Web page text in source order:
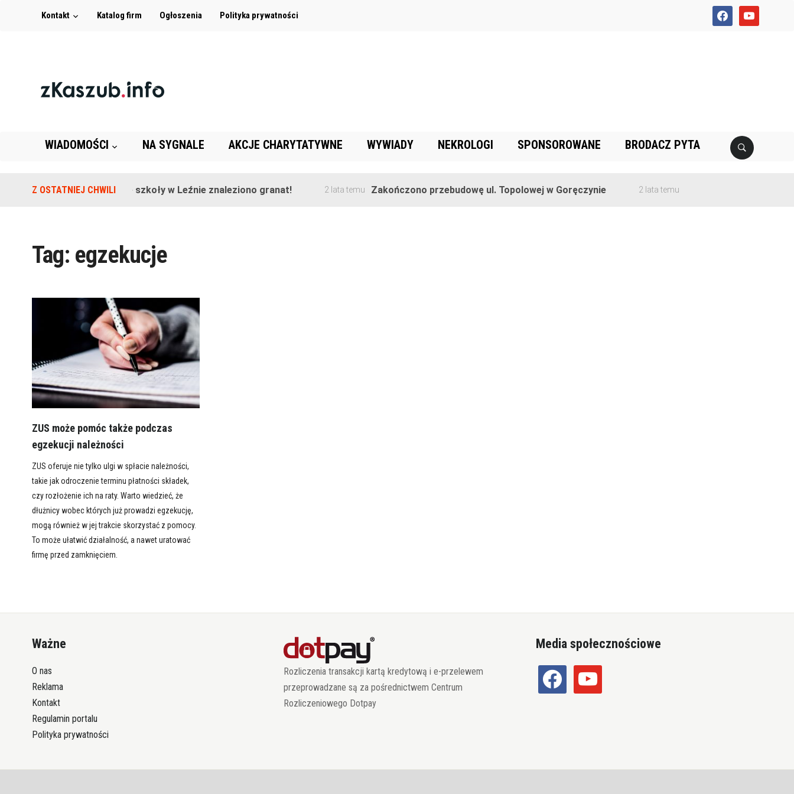
facebookyoutube
Kontakt Katalog firm Ogłoszenia Polityka prywatności
WIADOMOŚCI NA SYGNALE AKCJE CHARYTATYWNE WYWIADY NEKROLOGI SPONSOROWANE BRODACZ PYTA
Z OSTATNIEJ CHWILINa terenie szkoły w Leźnie znaleziono granat! 2 lata temu Zakończono przebudowę ul. Topolowej w Goręczynie 2 lata temu
Tag: egzekucje
ZUS może pomóc także podczas
egzekucji należności
ZUS oferuje nie tylko ulgi w spłacie należności,
takie jak odroczenie terminu płatności składek,
czy rozłożenie ich na raty. Warto wiedzieć, że
dłużnicy wobec których już prowadzi egzekucję,
mogą również w jej trakcie skorzystać z pomocy.
To może ułatwić działalność, a nawet uratować
firmę przed zamknięciem.
Ważne
O nas
Reklama
Kontakt
Regulamin portalu
Polityka prywatności
Rozliczenia transakcji kartą kredytową i e-przelewem
przeprowadzane są za pośrednictwem Centrum
Rozliczeniowego Dotpay
Media społecznościowe
facebook youtube